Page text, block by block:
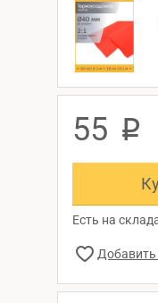
55 p
Есть на